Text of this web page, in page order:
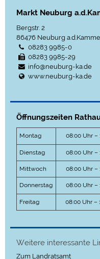
Markt Neuburg
Bergstr. 2
86476 Neuburg a.d.Kammel
08283 9985-0
08283 9985-29
info@neuburg-ka.de
www.neuburg-ka.de
Öffnungszeiten
Montag 08:00 Uhr –
Dienstag 08:00 Uhr –
Mittwoch 08:00 Uhr –
Donnerstag 08:00 Uhr –
Freitag 08:00 Uhr –
Weitere interessante
Zum Landratsamt